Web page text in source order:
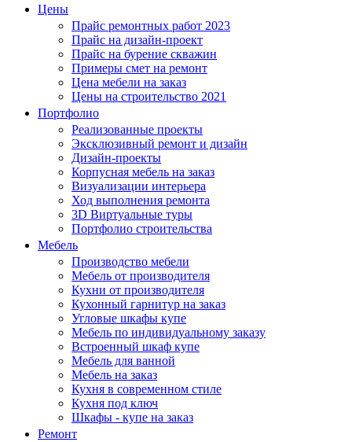
Цены
Прайс ремонтных работ 2023
Прайс на дизайн-проект
Прайс на бурение скважин
Примеры смет на ремонт
Цена мебели на заказ
Цены на строительство 2021
Портфолио
Реализованные проекты
Эксклюзивный ремонт и дизайн
Дизайн-проекты
Корпусная мебель на заказ
Визуализации интерьера
Ход выполнения ремонта
3D Виртуальные туры
Портфолио строительства
Мебель
Производство мебели
Мебель от производителя
Кухни от производителя
Кухонный гарнитур на заказ
Угловые шкафы купе
Мебель по индивидуальному заказу
Встроенный шкаф купе
Мебель для ванной
Мебель на заказ
Кухня в современном стиле
Кухня под ключ
Шкафы - купе на заказ
Ремонт